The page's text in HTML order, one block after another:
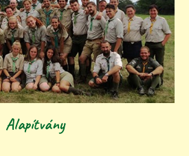
Alapítvány